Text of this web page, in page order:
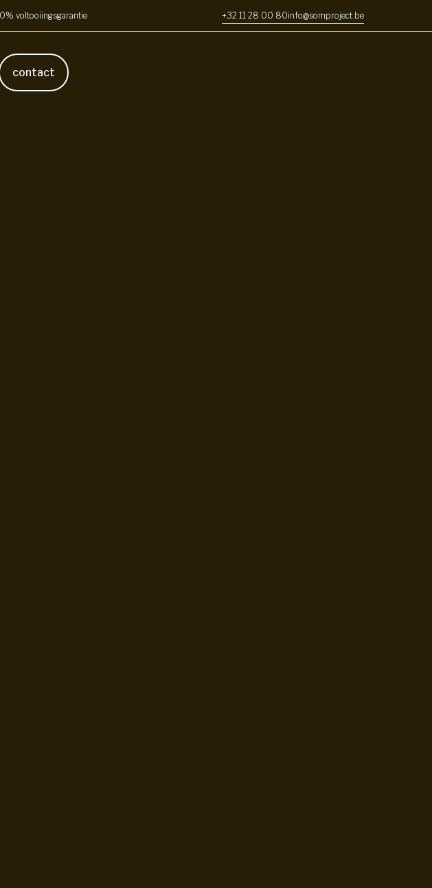
voltooiingsgarantie +32 11 28 00 80info@somproject.be
contact